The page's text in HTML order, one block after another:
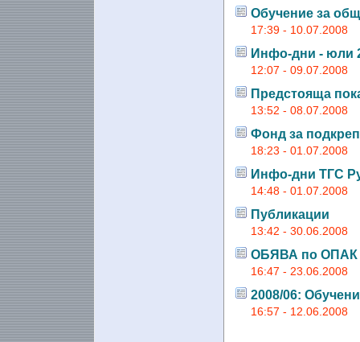
Обучение за
17:39 - 10.07.2008
Инфо-дни - юли
12:07 - 09.07.2008
Предстояща
13:52 - 08.07.2008
Фонд за
18:23 - 01.07.2008
Инфо-дни ТГС
14:48 - 01.07.2008
Публикации
13:42 - 30.06.2008
ОБЯВА по ОПАК
16:47 - 23.06.2008
2008/06:
16:57 - 12.06.2008